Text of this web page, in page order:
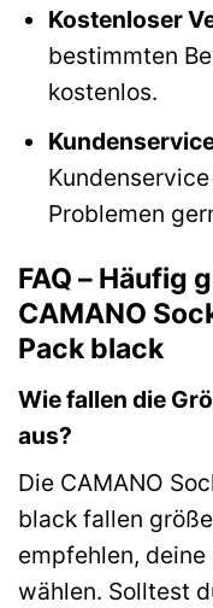
Kostenloser
bestimmten
kostenlos.
Problemen
FAQ – Häufig
CAMANO
Pack black
Wie fallen die
aus?
Die CAMANO
black fallen
empfehlen,
wählen. Solltest